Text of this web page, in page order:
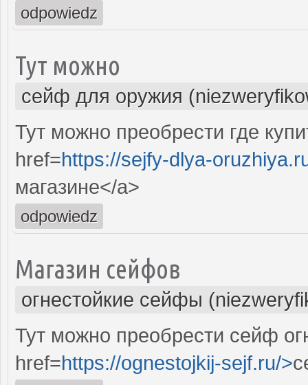
odpowiedz
Тут можно
сейф для оружия
Тут можно преобрести где
href=https://sejfy-dlya-
магазине</a>
odpowiedz
Магазин сейфов
огнестойкие сейфы
Тут можно преобрести сейф
href=https://ognestojkij-sejf.ru/>